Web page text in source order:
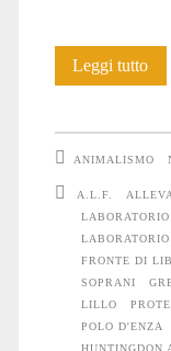
Leggi tuttoLa
alla
ANIMALISMO
A.L.F.
LABORATORIO
LABORATORIO
FRONTE DI
SOPRANI
LILLO
POLO D'ENZA